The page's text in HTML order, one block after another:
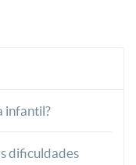
infantil?
dificuldades